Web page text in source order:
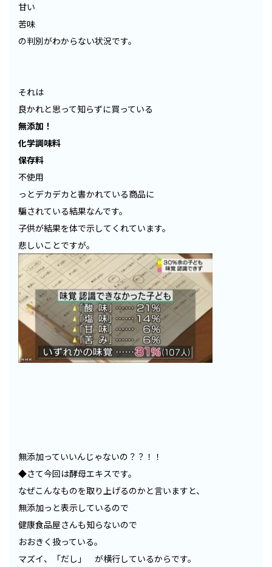
甘い
苦味
の判別がわからない状況です。
それは
良かれと思って知らずに買っている
無添加！
化学調味料
保存料
不使用
っとデカデカと書かれている商品に
騙されている結果なんです。
子供が結果を体で示してくれています。
悲しいことですが。
無添加っていいんじゃないの？？！！
◆さて今回は酵母エキスです。
なぜこんなものを取り上げるのかと言いますと、
無添加っと表示しているので
健康食品屋さんも知らないので
おおきく扱っている。
マズイ、「だし」 が横行しているからです。